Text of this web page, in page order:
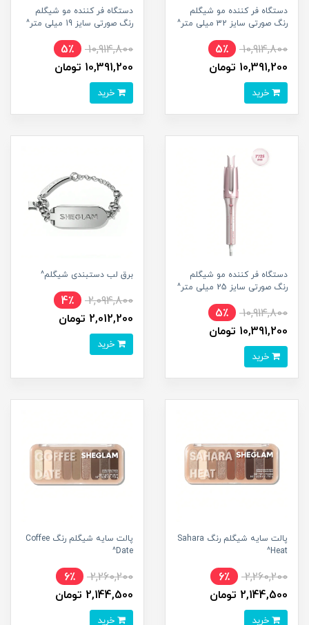
دستگاه فر کننده مو شیگلم
رنگ صورتی سایز 32 میلی متر^
10,914,800
5٪
10,391,200 تومان
دستگاه فر کننده مو شیگلم
رنگ صورتی سایز 19 میلی متر^
10,914,800
5٪
10,391,200 تومان
دستگاه فر کننده مو شیگلم
رنگ صورتی سایز 25 میلی متر^
10,914,800
5٪
10,391,200 تومان
برق لب دستبندی شیگلم^
2,094,800
4٪
2,012,200 تومان
پالت سایه شیگلم رنگ Sahara
Heat^
2,260,200
6٪
2,144,500 تومان
پالت سایه شیگلم رنگ Coffee
Date^
2,260,200
6٪
2,144,500 تومان